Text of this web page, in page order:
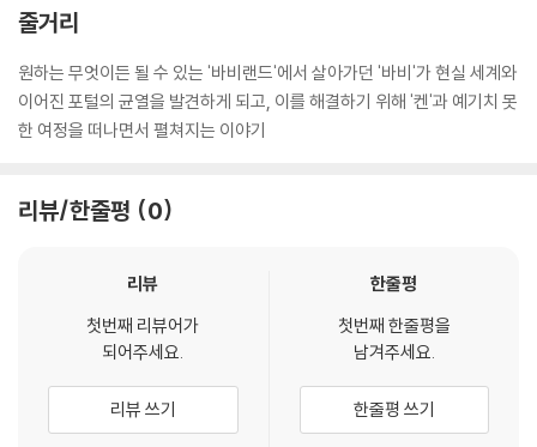
줄거리
원하는 무엇이든 될 수 있는 '바비랜드'에서 살아가던 '바비'가 현실 세계와
이어진 포털의 균열을 발견하게 되고, 이를 해결하기 위해 '켄'과 예기치 못
한 여정을 떠나면서 펼쳐지는 이야기
리뷰/한줄평 0
리뷰
첫번째 리뷰어가
되어주세요.
리뷰 쓰기
한줄평
첫번째 한줄평을
남겨주세요.
한줄평 쓰기